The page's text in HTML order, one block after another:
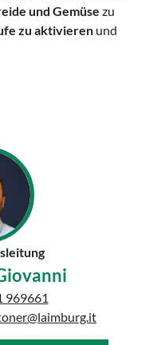
und Gemüse zu
zu aktivieren und
969661